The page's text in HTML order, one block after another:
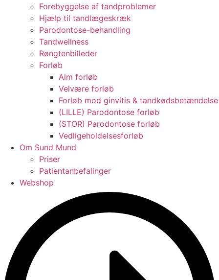
Forebyggelse af tandproblemer
Hjælp til tandlægeskræk
Parodontose-behandling
Tandwellness
Røngtenbilleder
Forløb
Alm forløb
Velvære forløb
Forløb mod ginvitis & tandkødsbetændelse
(LILLE) Parodontose forløb
(STOR) Parodontose forløb
Vedligeholdelsesforløb
Om Sund Mund
Priser
Patientanbefalinger
Webshop